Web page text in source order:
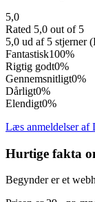
5,0
Rated 5,0 out of 5
5,0 ud af 5 stjerner
Fantastisk100%
Rigtig godt0%
Gennemsnitligt0%
Dårligt0%
Elendigt0%
Læs anmeldelser af
Hurtige fakta
Begynder er et